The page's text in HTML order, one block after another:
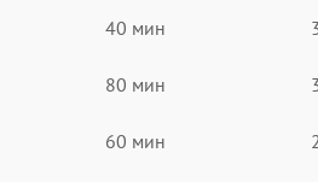
40 мин
80 мин
60 мин